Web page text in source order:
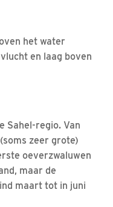
het water
en laag boven
Sahel-regio. Van
zeer grote)
oeverzwaluwen
maar de
maart tot in juni